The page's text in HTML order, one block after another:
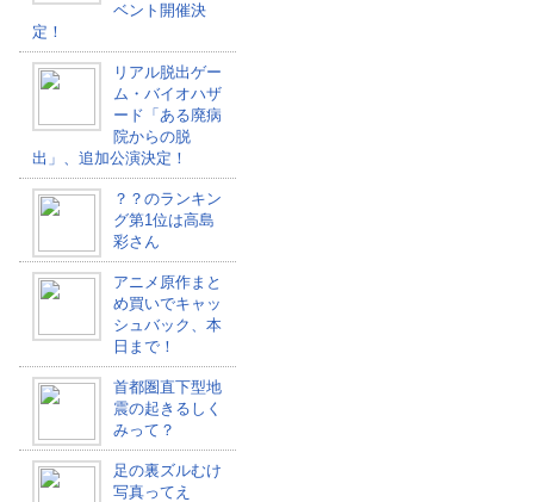
ベント開催決
定！
リアル脱出ゲー
ム・バイオハザ
ード「ある廃病
院からの脱
出」、追加公演決定！
？？のランキン
グ第1位は高島
彩さん
アニメ原作まと
め買いでキャッ
シュバック、本
日まで！
首都圏直下型地
震の起きるしく
みって？
足の裏ズルむけ
写真ってえ